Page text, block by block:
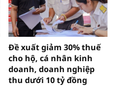
Đề xuất giảm 30% thuế
cho hộ, cá nhân kinh
doanh, doanh nghiệp
thu dưới 10 tỷ đồng